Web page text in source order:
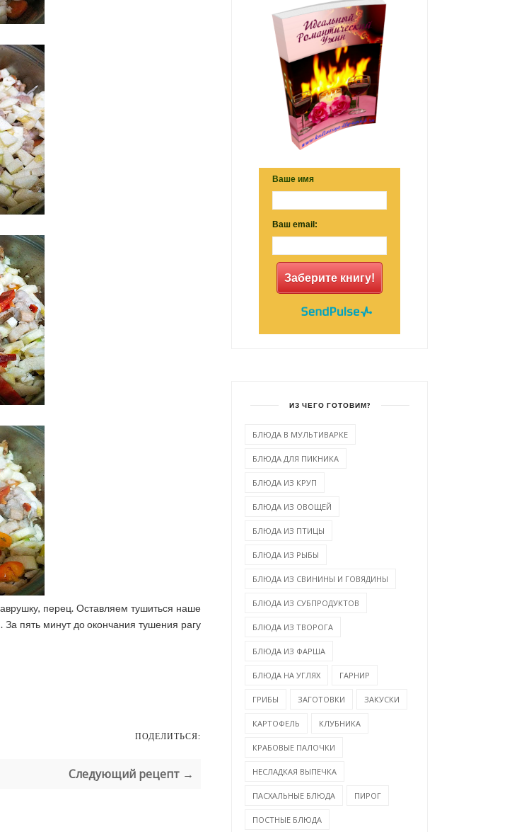
перец. Оставляем тушиться наше
пять минут до окончания тушения рагу
ПОДЕЛИТЬСЯ:
Следующий рецепт →
Ваше имя
Ваш email:
Заберите книгу!
ИЗ ЧЕГО ГОТОВИМ?
БЛЮДА В МУЛЬТИВАРКЕ
БЛЮДА ДЛЯ ПИКНИКА
БЛЮДА ИЗ КРУП
БЛЮДА ИЗ ОВОЩЕЙ
БЛЮДА ИЗ ПТИЦЫ
БЛЮДА ИЗ РЫБЫ
БЛЮДА ИЗ СВИНИНЫ И ГОВЯДИНЫ
БЛЮДА ИЗ СУБПРОДУКТОВ
БЛЮДА ИЗ ТВОРОГА
БЛЮДА ИЗ ФАРША
БЛЮДА НА УГЛЯХ ГАРНИР
ГРИБЫ ЗАГОТОВКИ ЗАКУСКИ
КАРТОФЕЛЬ КЛУБНИКА
КРАБОВЫЕ ПАЛОЧКИ
НЕСЛАДКАЯ ВЫПЕЧКА
ПАСХАЛЬНЫЕ БЛЮДА ПИРОГ
ПОСТНЫЕ БЛЮДА